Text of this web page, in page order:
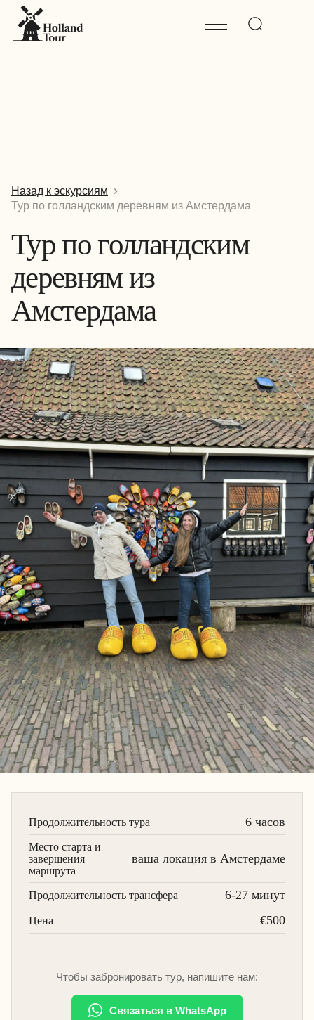
Назад к эскурсиям
Тур по голландским деревням из Амстердама
Тур по голландским
деревням из
Амстердама
Продолжительность тура 6 часов
Место старта и
завершения
маршрута
ваша локация в Амстердаме
Продолжительность трансфера 6-27 минут
Цена €500
Чтобы забронировать тур, напишите нам:
Связаться в WhatsApp